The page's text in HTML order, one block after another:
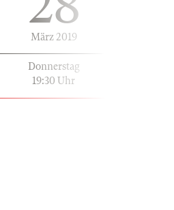
März 2019
Donnerstag
19:30 Uhr